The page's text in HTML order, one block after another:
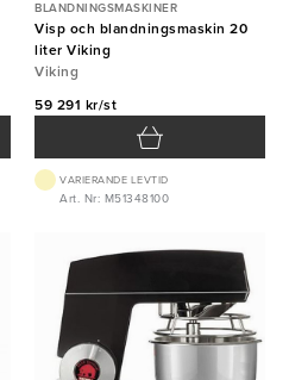
BLANDNINGSMASKINER
Visp och blandningsmaskin 20
liter Viking
Viking
59 291 kr/st
VARIERANDE LEVTID
Art. Nr: M51348100